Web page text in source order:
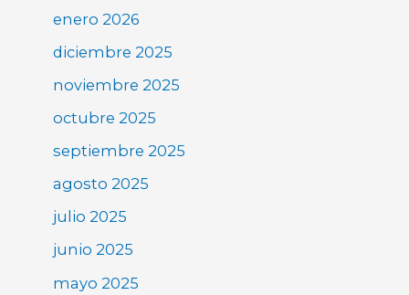
enero 2026
diciembre 2025
noviembre 2025
octubre 2025
septiembre 2025
agosto 2025
julio 2025
junio 2025
mayo 2025